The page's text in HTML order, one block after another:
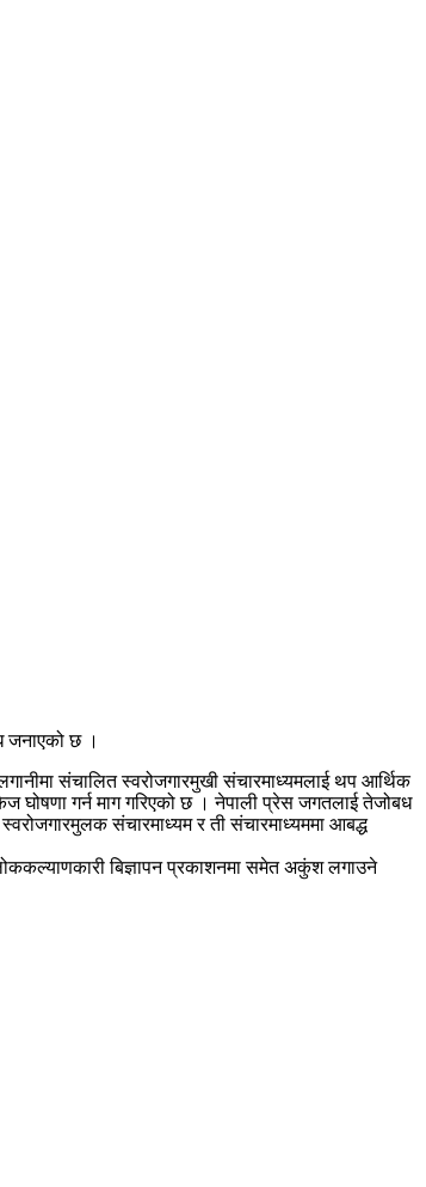
जनाएको छ ।
संचालित स्वरोजगारमुखी संचारमाध्यमलाई थप आर्थिक
घोषणा गर्न माग गरिएको छ । नेपाली प्रेस जगतलाई तेजोबध
संचारमाध्यम र ती संचारमाध्यममा आबद्ध
लोककल्याणकारी बिज्ञापन प्रकाशनमा समेत अकुंश लगाउने